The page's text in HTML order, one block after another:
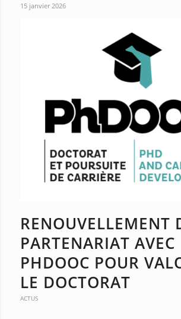
15 janvier 2026
RENOUVELLEMENT
PARTENARIAT AVEC
PHDOOC POUR
LE DOCTORAT
ACTUS